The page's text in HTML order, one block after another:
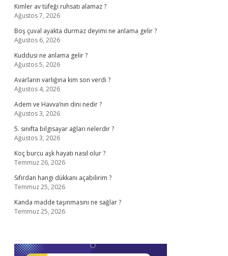
Kimler av tüfeği ruhsatı alamaz ?
Ağustos 7, 2026
Boş çuval ayakta durmaz deyimi ne anlama gelir ?
Ağustos 6, 2026
Kuddusi ne anlama gelir ?
Ağustos 5, 2026
Avarların varlığına kim son verdi ?
Ağustos 4, 2026
Adem ve Havva’nın dini nedir ?
Ağustos 3, 2026
5. sınıfta bilgisayar ağları nelerdir ?
Ağustos 3, 2026
Koç burcu aşk hayatı nasıl olur ?
Temmuz 26, 2026
Sıfırdan hangi dükkanı açabilirim ?
Temmuz 25, 2026
Kanda madde taşınmasını ne sağlar ?
Temmuz 25, 2026